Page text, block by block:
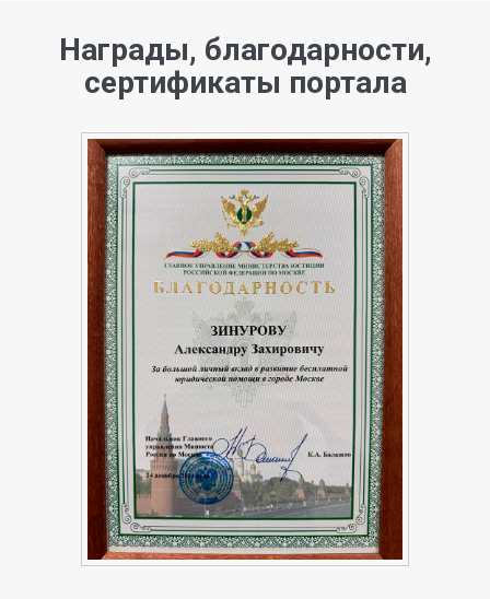
Награды, благодарности,
сертификаты портала